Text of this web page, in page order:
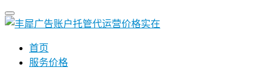
首页
服务价格